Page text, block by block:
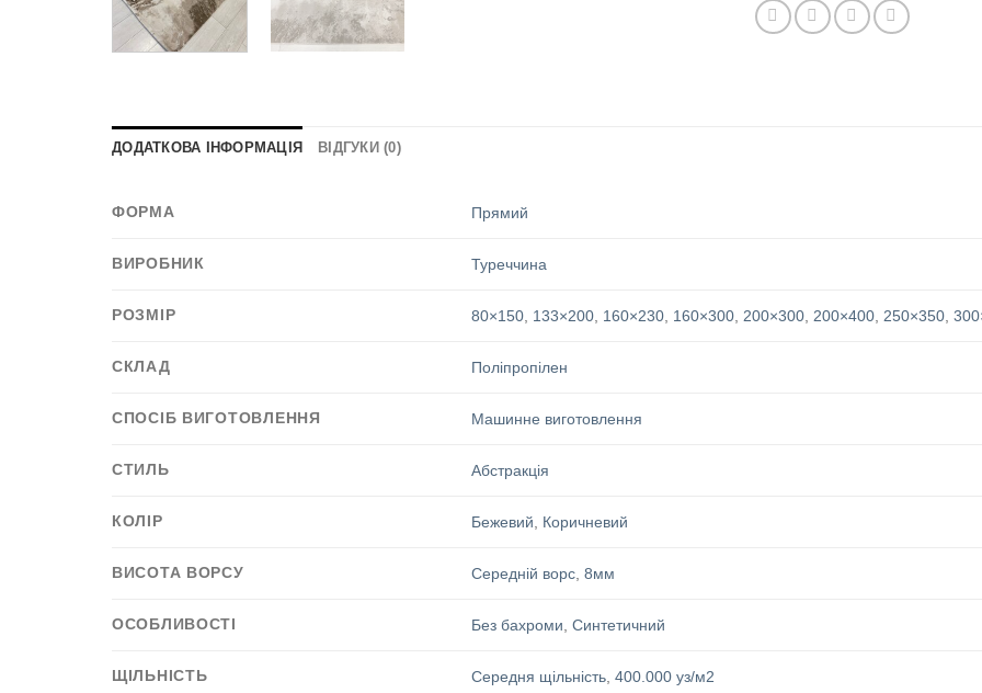
ДОДАТКОВА ІНФОРМАЦІЯ ВІДГУКИ (0)
ФОРМА Прямий
ВИРОБНИК Туреччина
РОЗМІР 80×150 133×200 160×230 160×300 200×300 200×400 250×350 ,
СКЛАД Поліпропілен
СПОСІБ ВИГОТОВЛЕННЯ Машинне виготовлення
СТИЛЬ Абстракція
КОЛІР Бежевий Коричневий
ВИСОТА ВОРСУ Середній ворс ,8мм
ОСОБЛИВОСТІ Без бахроми ,Синтетичний
ЩІЛЬНІСТЬ Середня щільність ,400.000 уз/м2